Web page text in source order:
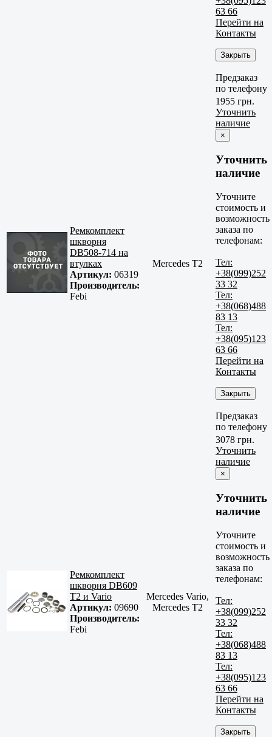
63 66
Перейти на
Контакты
Закрыть
Предзаказ
по телефону
Ремкомплект
шкворня
DB508-714 на
втулках
Артикул: 06319
Производитель:
Febi
Mercedes T2
1955 грн.
Уточнить
наличие
×
Уточнить
наличие
Уточните
стоимость и
возможность
заказа по
телефонам:
Тел:
+38(099)252
33 32
Тел:
+38(068)488
83 13
Тел:
+38(095)123
63 66
Перейти на
Контакты
Закрыть
Предзаказ
по телефону
Ремкомплект
шкворня DB609
Т2 и Vario
Артикул: 09690
Производитель:
Febi
Mercedes Vario,
Mercedes T2
3078 грн.
Уточнить
наличие
×
Уточнить
наличие
Уточните
стоимость и
возможность
заказа по
телефонам:
Тел:
+38(099)252
33 32
Тел:
+38(068)488
83 13
Тел:
+38(095)123
63 66
Перейти на
Контакты
Закрыть